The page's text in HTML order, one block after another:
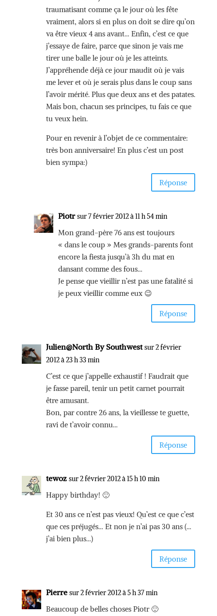
traumatisant comme ça le jour où les fête
vraiment, alors si en plus on doit se dire qu’on
va être vieux 4 ans avant… Enfin, c’est ce que
j’essaye de faire, parce que sinon je vais me
tirer une balle le jour où je les atteints.
J’appréhende déjà ce jour maudit où je vais
me lever et où je serais plus dans le coup sans
l’avoir mérité. Plus que deux ans et des patates.
Mais bon, chacun ses principes, tu fais ce que
tu veux hein.
Pour en revenir à l’objet de ce commentaire:
très bon anniversaire! En plus c’est un post
bien sympa:)
Réponse
Piotr sur 7 février 2012 à 11 h 54 min
Mon grand-père 76 ans est toujours
« dans le coup » Mes grands-parents font
encore la fiesta jusqu’à 3h du mat en
dansant comme des fous…
Je pense que vieillir n’est pas une fatalité si
je peux vieillir comme eux 😉
Réponse
Julien@North By Southwest sur 2 février
2012 à 23 h 33 min
C’est ce que j’appelle exhaustif ! Faudrait que
je fasse pareil, tenir un petit carnet pourrait
être amusant.
Bon, par contre 26 ans, la vieillesse te guette,
ravi de t’avoir connu…
Réponse
tewoz sur 2 février 2012 à 15 h 10 min
Happy birthday! 🙂
Et 30 ans ce n’est pas vieux! Qu’est ce que c’est
que ces préjugés… Et non je n’ai pas 30 ans (…
j’ai bien plus…)
Réponse
Pierre sur 2 février 2012 à 5 h 37 min
Beaucoup de belles choses Piotr 🙂